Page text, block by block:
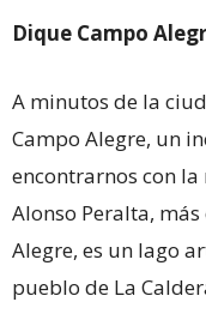
Dique Campo
A minutos de la
Campo Alegre, un
encontrarnos con la
Alonso Peralta,
Alegre, es un lago
pueblo de La